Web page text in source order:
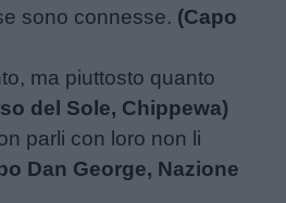
sono connesse. (Capo
ma piuttosto quanto
del Sole, Chippewa)
parli con loro non li
Dan George, Nazione